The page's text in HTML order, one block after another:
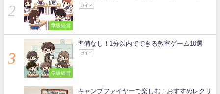
学級経営
ガイド
学級経営
準備なし！1分以内でできる教室ゲーム10選
ガイド
キャンプファイヤーで楽しむ！おすすめレクリ